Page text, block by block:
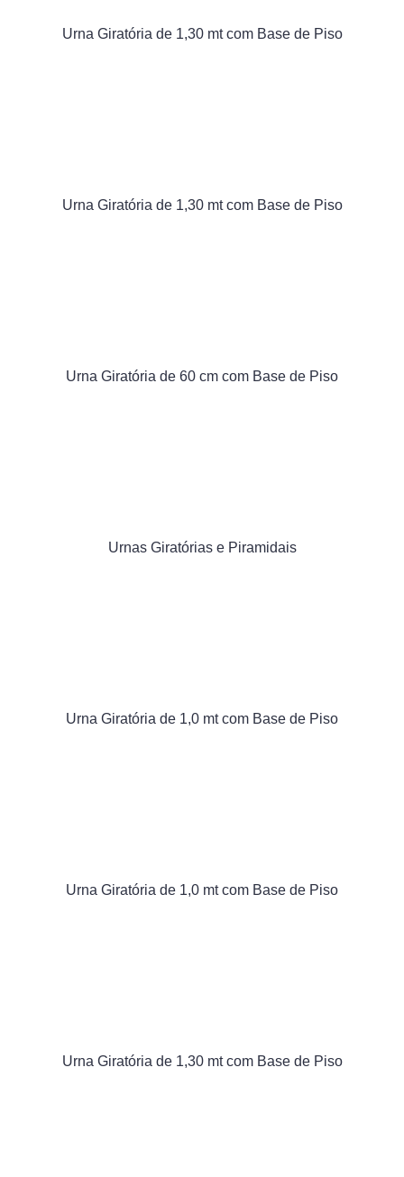
Urna Giratória de 1,30 mt com Base de Piso
Urna Giratória de 1,30 mt com Base de Piso
Urna Giratória de 60 cm com Base de Piso
Urnas Giratórias e Piramidais
Urna Giratória de 1,0 mt com Base de Piso
Urna Giratória de 1,0 mt com Base de Piso
Urna Giratória de 1,30 mt com Base de Piso